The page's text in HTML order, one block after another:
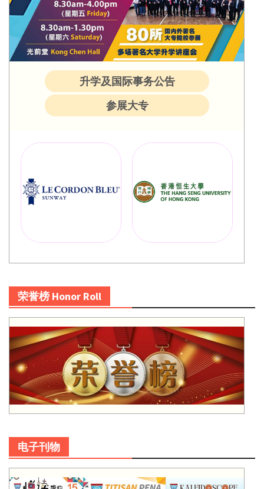
升学及国际事务公告
参展大专
荣誉榜 Honor Roll
电子刊物